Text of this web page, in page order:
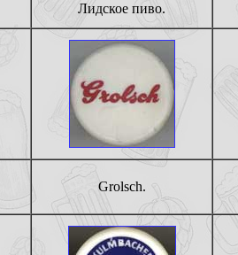
Лидское пиво.
Grolsch.